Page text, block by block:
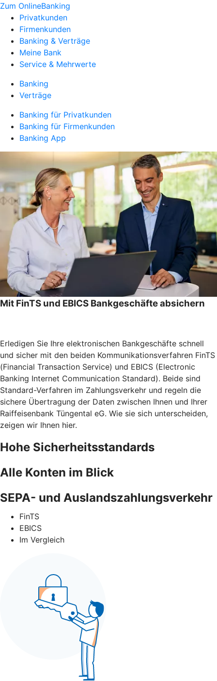
Zum OnlineBanking
Privatkunden
Firmenkunden
Banking & Verträge
Meine Bank
Service & Mehrwerte
Banking
Verträge
Banking für Privatkunden
Banking für Firmenkunden
Banking App
Mit FinTS und EBICS Bankgeschäfte absichern
Erledigen Sie Ihre elektronischen Bankgeschäfte schnell
und sicher mit den beiden Kommunikationsverfahren FinTS
(Financial Transaction Service) und EBICS (Electronic
Banking Internet Communication Standard). Beide sind
Standard-Verfahren im Zahlungsverkehr und regeln die
sichere Übertragung der Daten zwischen Ihnen und Ihrer
Raiffeisenbank Tüngental eG. Wie sie sich unterscheiden,
zeigen wir Ihnen hier.
Hohe Sicherheitsstandards
Alle Konten im Blick
SEPA- und Auslandszahlungsverkehr
FinTS
EBICS
Im Vergleich